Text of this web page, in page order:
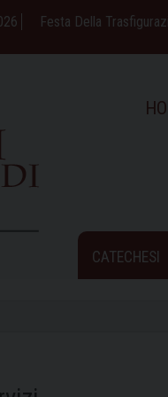
Festa Della
CATECHESI